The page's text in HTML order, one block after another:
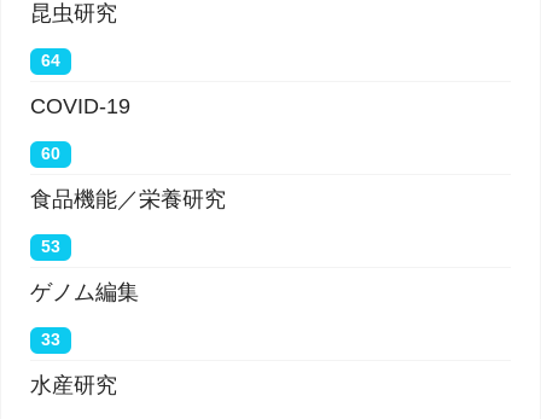
昆虫研究
64
COVID-19
60
食品機能／栄養研究
53
ゲノム編集
33
水産研究